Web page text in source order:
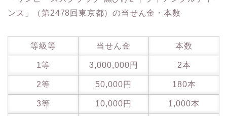
ンス」（第2478回東京都）の当せん金・本数
等級等 当せん金 本数
1等 3,000,000円 2本
2等 50,000円 180本
3等 10,000円 1,000本